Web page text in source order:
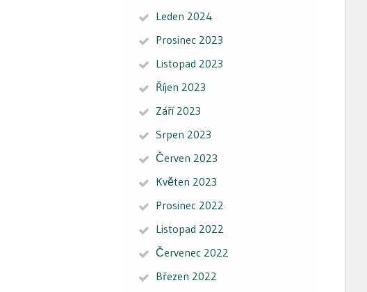
Leden 2024
Prosinec 2023
Listopad 2023
Říjen 2023
Září 2023
Srpen 2023
Červen 2023
Květen 2023
Prosinec 2022
Listopad 2022
Červenec 2022
Březen 2022